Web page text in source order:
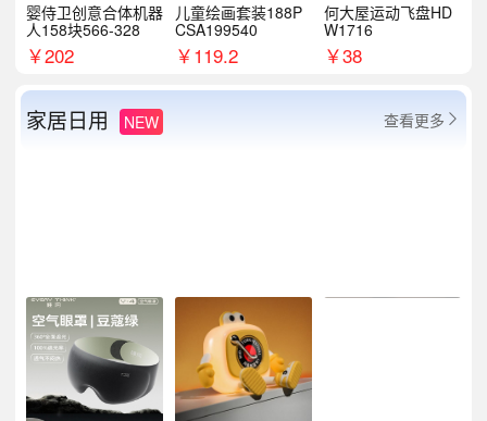
婴侍卫创意合体机器
人158块566-328
￥202
儿童绘画套装188P
CSA199540
￥119.2
何大屋运动飞盘HD
W1716
￥38
家居日用 NEW 查看更多 